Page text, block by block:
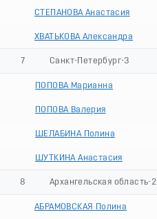
СТЕПАНОВА Анастасия
ХВАТЬКОВА Александра
7 Санкт-Петербург-3
ПОПОВА Марианна
ПОПОВА Валерия
ШЕЛАБИНА Полина
ШУТКИНА Анастасия
8 Архангельская область-2
АБРАМОВСКАЯ Полина